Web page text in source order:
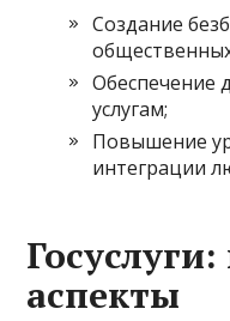
Создание
Обеспечение
услугам;
Повышение
интеграции
аспекты